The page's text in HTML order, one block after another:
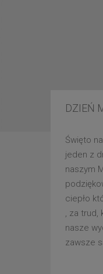
DZIEŃ
Święto
jeden z
naszym
ciepło
, za trud,
nasze
zawsze